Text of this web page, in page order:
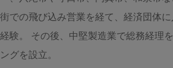
での飛び込み営業を経て、経済団体
験。 その後、中堅製造業で総務経理
グを設立。